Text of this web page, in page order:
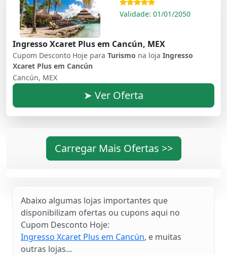
Validade: 01/01/2050
Ingresso Xcaret Plus em Cancún, MEX
Cupom Desconto Hoje para Turismo na loja Ingresso
Xcaret Plus em Cancún
Cancún, MEX
➤ Ver Oferta
Carregar Mais Ofertas >>
Abaixo algumas lojas importantes que
disponibilizam ofertas ou cupons aqui no
Cupom Desconto Hoje:
Ingresso Xcaret Plus em Cancún, e muitas
outras lojas...